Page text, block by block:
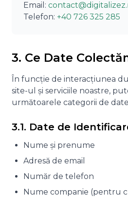
Email:
Telefon: +40 726 325 285
3. Ce Date
În funcție de interacțiunea
site-ul și serviciile noastre,
următoarele categorii de
3.1. Date de
Nume și prenume
Adresă de email
Număr de telefon
Nume companie (pentru